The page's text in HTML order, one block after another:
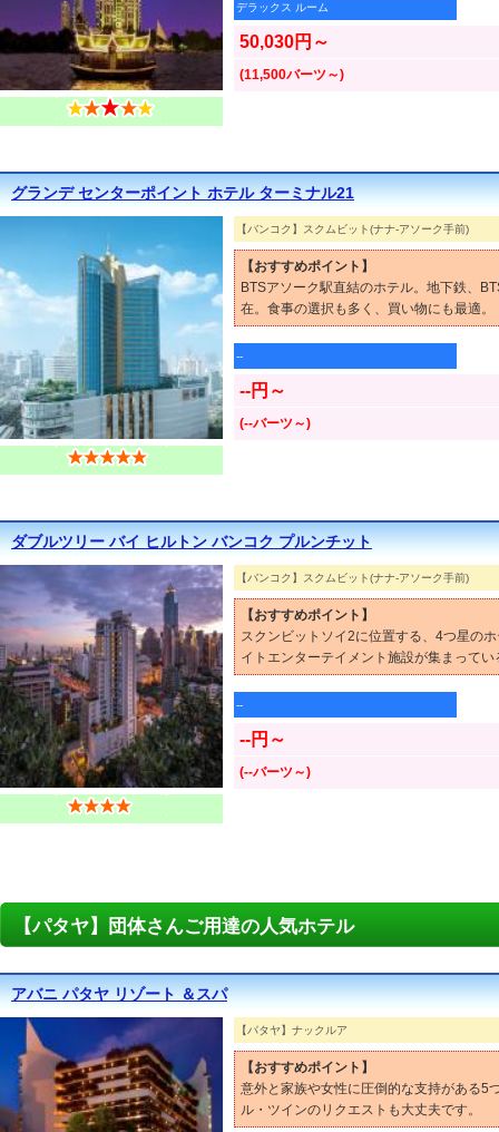
デラックス ルーム
50,030円～
(11,500バーツ～)
グランデ センターポイント ホテル ターミナル21
【バンコク】スクムビット(ナナ-アソーク手前)
【おすすめポイント】
BTSアソーク駅直結のホテル。地下鉄、
在。食事の選択も多く、買い物にも最適。
--
--円～
(--バーツ～)
ダブルツリー バイ ヒルトン バンコク プルンチット
【バンコク】スクムビット(ナナ-アソーク手前)
【おすすめポイント】
スクンビットソイ2に位置する、4つ星の
イトエンターテイメント施設が集まって
--
--円～
(--バーツ～)
【パタヤ】団体さんご用達の人気ホテル
アバニ パタヤ リゾート ＆スパ
【パタヤ】ナックルア
【おすすめポイント】
意外と家族や女性に圧倒的な支持がある5
ル・ツインのリクエストも大丈夫です。